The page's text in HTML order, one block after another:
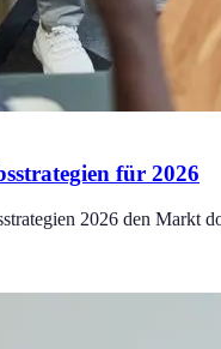
für 2026
2026 den Markt